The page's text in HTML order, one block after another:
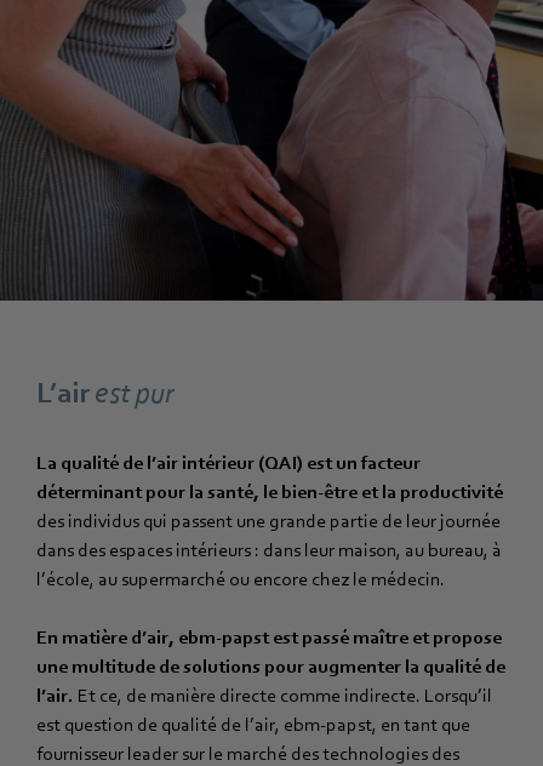
L’airest pur
La qualité de l’air intérieur (QAI) est un facteur
déterminant pour la santé, le bien-être et la productivité
des individus qui passent une grande partie de leur journée
dans des espaces intérieurs : dans leur maison, au bureau, à
l’école, au supermarché ou encore chez le médecin.
En matière d’air, ebm-papst est passé maître et propose
une multitude de solutions pour augmenter la qualité de
l’air. Et ce, de manière directe comme indirecte. Lorsqu’il
est question de qualité de l’air, ebm-papst, en tant que
fournisseur leader sur le marché des technologies des